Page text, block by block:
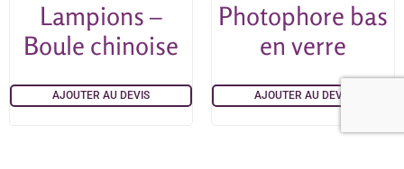
Lampions –
Boule chinoise
AJOUTER AU DEVIS
Photophore bas
en verre
AJOUTER AU DEVIS